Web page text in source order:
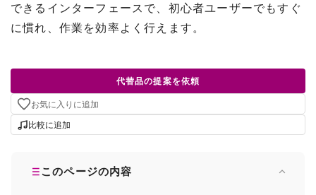
できるインターフェースで、初心者ユーザーでもすぐ
に慣れ、作業を効率よく行えます。
代替品の提案を依頼
お気に入りに追加
比較に追加
このページの内容